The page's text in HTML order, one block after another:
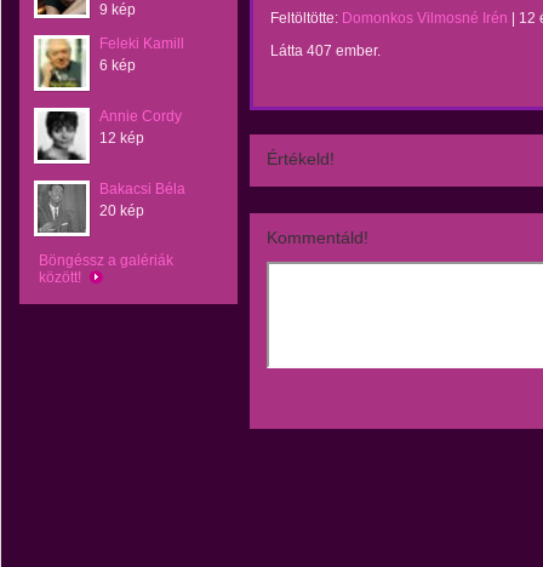
9 kép
Feleki Kamill
6 kép
Annie Cordy
12 kép
Bakacsi Béla
20 kép
Böngéssz a galériák
között!
Feltöltötte: Domonkos Vilmosné Irén
12
Látta 407 ember.
Értékeld!
Kommentáld!